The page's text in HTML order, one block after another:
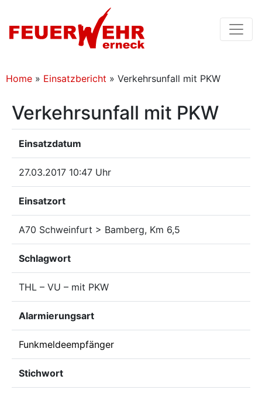
Home » Einsatzbericht » Verkehrsunfall mit PKW
Verkehrsunfall mit PKW
Einsatzdatum
27.03.2017 10:47 Uhr
Einsatzort
A70 Schweinfurt > Bamberg, Km 6,5
Schlagwort
THL – VU – mit PKW
Alarmierungsart
Funkmeldeempfänger
Stichwort